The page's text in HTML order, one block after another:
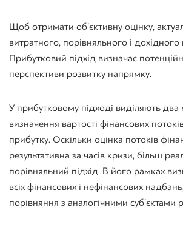
Щоб отримати об’єктивну оцінку,
витратного, порівняльного і дохідного
Прибутковий підхід визначає
перспективи розвитку напрямку.
У прибутковому підході виділяють два
визначення вартості фінансових потоків
прибутку. Оскільки оцінка потоків
результативна за часів кризи, більш
порівняльний підхід. В його рамках
всіх фінансових і нефінансових
порівняння з аналогічними суб’єктами